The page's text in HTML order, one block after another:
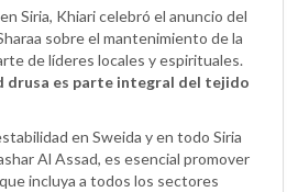
Siria, Khiari celebró el anuncio del
sobre el mantenimiento de la
de líderes locales y espirituales.
drusa es parte integral del tejido
en Sweida y en todo Siria
Al Assad, es esencial promover
incluya a todos los sectores